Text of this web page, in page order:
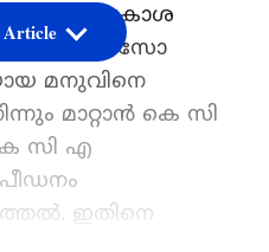
മനുഷ്യാവകാശ
പോക്സോ
മനുവിനെ
മാറ്റാൻ കെ സി
സി എ
ഇതിനെ
Article